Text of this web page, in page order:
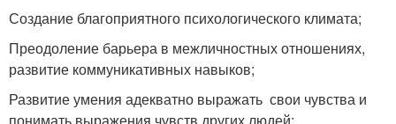
Создание благоприятного психологического климата;
Преодоление барьера в межличностных отношениях,
развитие коммуникативных навыков;
Развитие умения адекватно выражать свои чувства и